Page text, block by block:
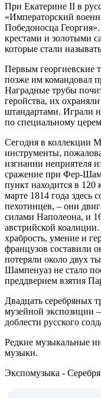
При Екатерине II в
«Императорский
Победоносца
крестами и золотыми
которые стали
Первым георгиевские
позже им командовал
Наградные трубы
геройства, их
штандартами. Играли
по специальному
Сегодня в коллекции
инструменты,
изгнании неприятеля
сражение при Фер-
пункт находится в
марте 1814 года здесь
пехотинцев, – они
силами Наполеона, и
австрийской
храбрость, умение и
французов составили
потеряли около двух
Шампенуаз не стало
преддверием взятия
Двадцать серебряных
музейной экспозиции
доблести русского
Редкие музыкальные
музыки.
Экспомузыка -